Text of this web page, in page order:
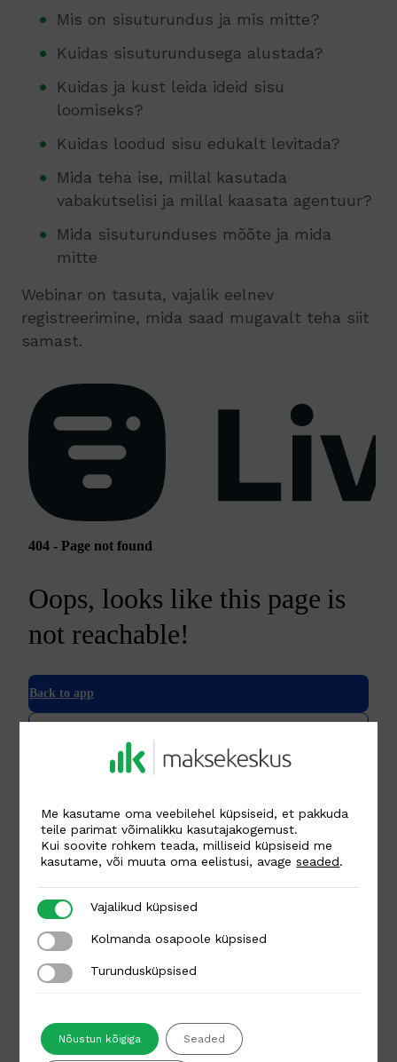
Mis on sisuturundus ja mis mitte?
Kuidas sisuturundusega alustada?
Kuidas ja kust leida ideid sisu
loomiseks?
Kuidas loodud sisu edukalt levitada?
Mida teha ise, millal kasutada
vabakutselisi ja millal kaasata agentuur?
Mida sisuturunduses mõõte ja mida
mitte
Webinar on tasuta, vajalik eelnev
registreerimine, mida saad mugavalt teha siit
samast.
Praktiline webinar on kasulik kõigile e-
kaupmeestele, nii suurtele kui väikestele.
Selle käigus saad huvitavaid mõtteid ja
praktilisi soovitusi sisuturunduse edukaks
rakendamiseks e-poe arendamisel.
Webinar on eesti keeles, eeldatav kestvus
tund ja 15 minutit.
Me kasutame oma veebilehel küpsiseid, et pakkuda
teile parimat võimalikku kasutajakogemust.
Kui soovite rohkem teada, milliseid küpsiseid me
kasutame, või muuta oma eelistusi, avageseaded.
Vajalikud küpsised
Vajalikud küpsised
Kolmanda osapoole küpsised
Kolmanda osapoole küpsised
Turundusküpsised
Turundusküpsised
Nõustun kõigiga Seaded